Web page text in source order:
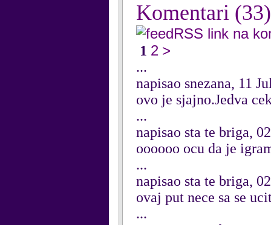
Komentari (33)
RSS link na
1 2 >
...
napisao snezana, 11
ovo je sjajno.Jedva
...
napisao sta te briga,
oooooo ocu da je
...
napisao sta te briga,
ovaj put nece sa se
...